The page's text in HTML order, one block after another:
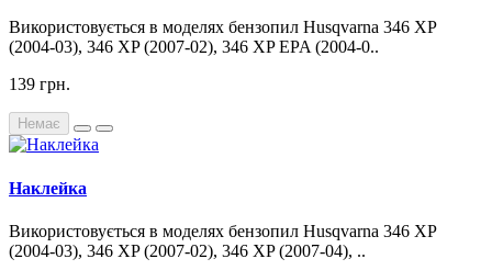
Використовується в моделях бензопил Husqvarna 346 XP
(2004-03), 346 XP (2007-02), 346 XP EPA (2004-0..
139 грн.
Немає
Наклейка
Використовується в моделях бензопил Husqvarna 346 XP
(2004-03), 346 XP (2007-02), 346 XP (2007-04), ..